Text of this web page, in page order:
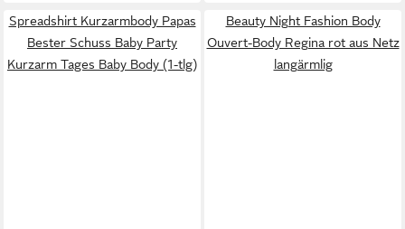
Spreadshirt Kurzarmbody Papas
Bester Schuss Baby Party
Kurzarm Tages Baby Body (1-tlg)
Beauty Night Fashion Body
Ouvert-Body Regina rot aus Netz
langärmlig